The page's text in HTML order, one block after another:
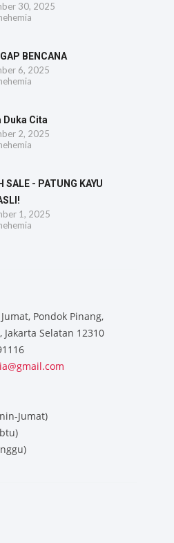
30, 2025
BENCANA
6, 2025
Duka Cita
2, 2025
SALE - PATUNG KAYU
1, 2025
Pondok Pinang,
Jakarta Selatan 12310
Jumat)